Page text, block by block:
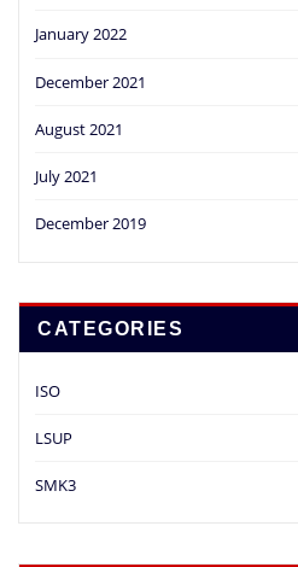
January 2022
December 2021
August 2021
July 2021
December 2019
CATEGORIES
ISO
LSUP
SMK3